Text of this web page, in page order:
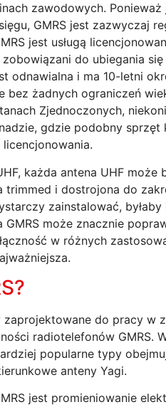
zawodowych.
GMRS jest zazwyczaj
jest usługą
do ubiegania
odnawialna i ma 10-letni
bez żadnych ograniczeń
Zjednoczonych,
gdzie podobny sprzęt
każda antena UHF może
trimmed i dostrojona do
zainstalować,
może znacznie
w różnych
do pracy w
radiotelefonów GMRS.
popularne typy
anteny Yagi.
jest promieniowanie